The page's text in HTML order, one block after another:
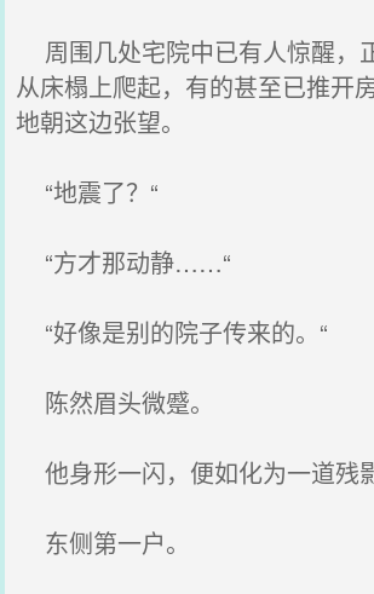
周围几处宅院中已有人惊醒，
从床榻上爬起，有的甚至已推开
地朝这边张望。
“地震了？“
“方才那动静……“
“好像是别的院子传来的。“
陈然眉头微蹙。
他身形一闪，便如化为一道残
东侧第一户。